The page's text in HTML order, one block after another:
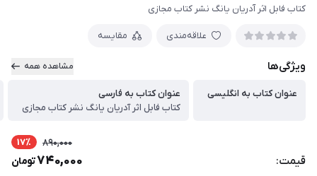
کتاب فابل اثر آدریان یانگ نشر کتاب مجازی
علاقه‌مندی مقایسه
ویژگی‌ها مشاهده همه
عنوان کتاب به انگلیسی
عنوان کتاب به فارسی
کتاب فابل اثر آدریان یانگ نشر کتاب مجازی
قیمت:
890,000 17٪
740,000تومان